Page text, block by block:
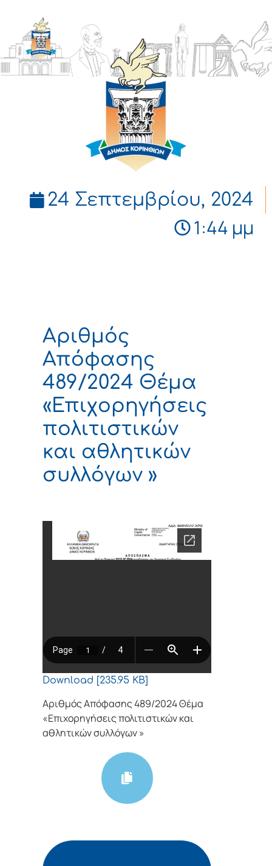
ΔΗΜΟΣ
ΚΟΡΙΝΘΙΩΝ
24 Σεπτεμβρίου, 2024
1:44 μμ
Αριθμός
Απόφασης
489/2024 Θέμα
«Επιχορηγήσεις
πολιτιστικών
και αθλητικών
συλλόγων »
Download [235.95 KB]
Αριθμός Απόφασης 489/2024 Θέμα
«Επιχορηγήσεις πολιτιστικών και
αθλητικών συλλόγων »